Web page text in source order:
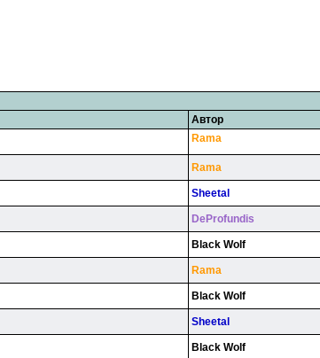
Автор
Rama
Rama
Sheetal
DeProfundis
Black Wolf
Rama
Black Wolf
Sheetal
Black Wolf